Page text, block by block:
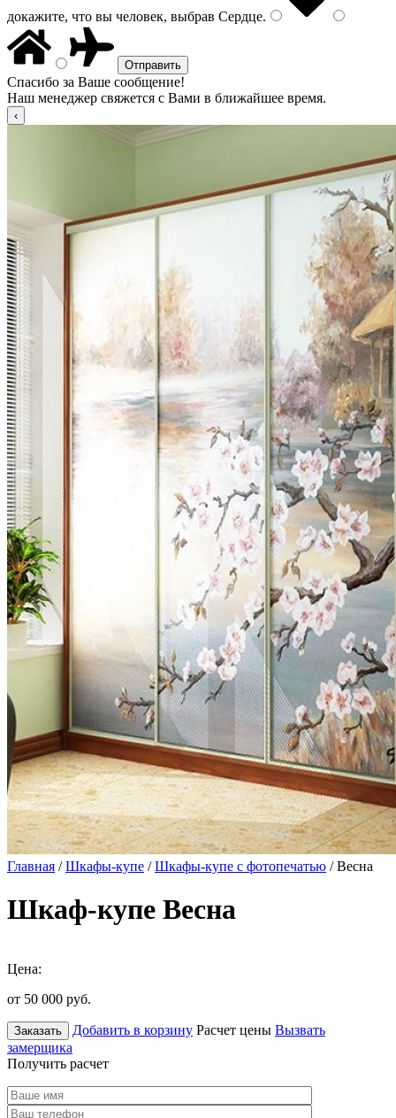
докажите, что вы человек, выбрав Сердце.
Спасибо за Ваше сообщение!
Наш менеджер свяжется с Вами в ближайшее время.
Главная /Шкафы-купе /Шкафы-купе с фотопечатью / Весна
Шкаф-купе Весна
Цена:
от 50 000 руб.
Заказать Добавить в корзину Расчет цены Вызвать
замерщика
Получить расчет